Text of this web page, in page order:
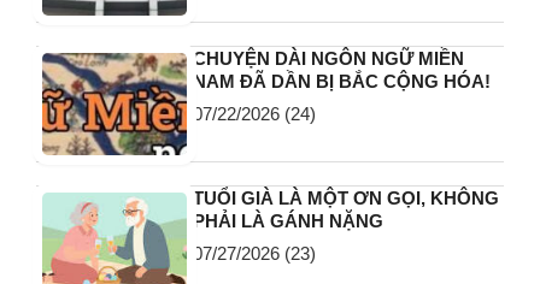
CHUYỆN DÀI NGÔN NGỮ MIỀN
NAM ĐÃ DẦN BỊ BẮC CỘNG HÓA!
07/22/2026 (24)
TUỔI GIÀ LÀ MỘT ƠN GỌI, KHÔNG
PHẢI LÀ GÁNH NẶNG
07/27/2026 (23)